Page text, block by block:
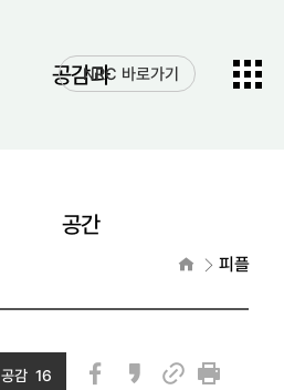
공감과
공간
NRC 바로가기
전체메
열기
홈으로
피플
공감 16